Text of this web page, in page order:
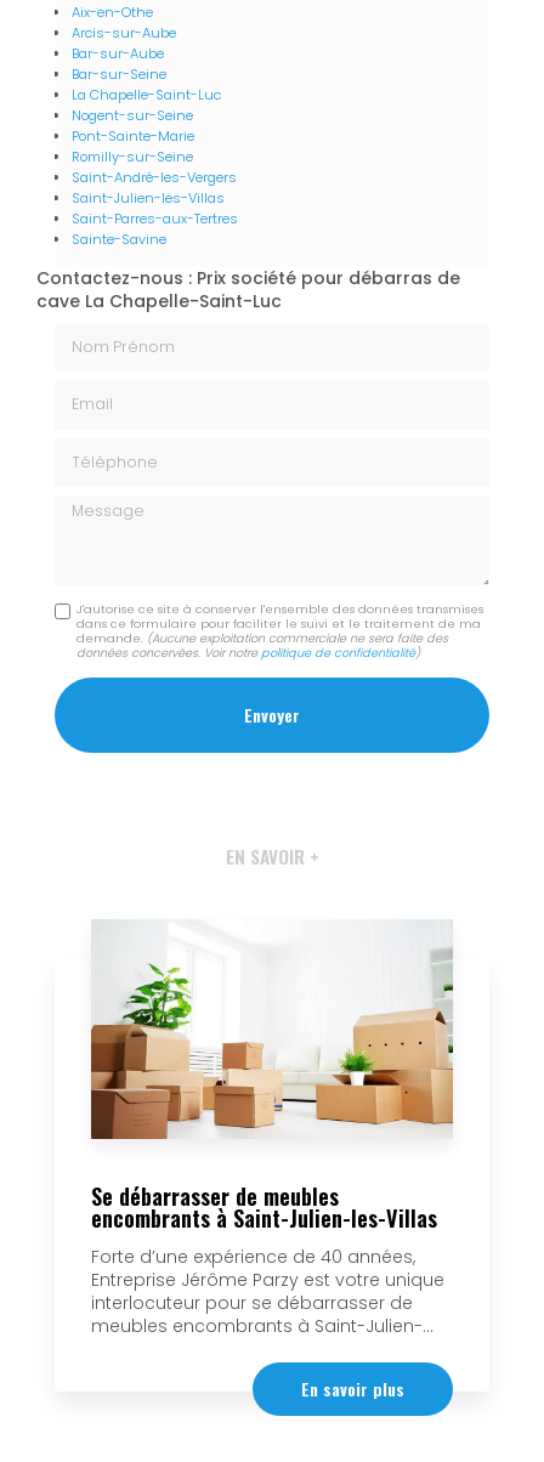
Aix-en-Othe
Arcis-sur-Aube
Bar-sur-Aube
Bar-sur-Seine
La Chapelle-Saint-Luc
Nogent-sur-Seine
Pont-Sainte-Marie
Romilly-sur-Seine
Saint-André-les-Vergers
Saint-Julien-les-Villas
Saint-Parres-aux-Tertres
Sainte-Savine
Contactez-nous : Prix société pour débarras de
cave La Chapelle-Saint-Luc
Message
J'autorise ce site à conserver l'ensemble des données transmises
dans ce formulaire pour faciliter le suivi et le traitement de ma
demande. (Aucune exploitation commerciale ne sera faite des
données concervées. Voir notrepolitique de confidentialité)
EN SAVOIR +
Se débarrasser de meubles
encombrants à Saint-Julien-les-Villas
Forte d’une expérience de 40 années,
Entreprise Jérôme Parzy est votre unique
interlocuteur pour se débarrasser de
meubles encombrants à Saint-Julien-...
En savoir plus